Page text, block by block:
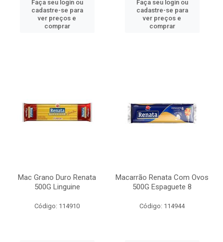
Faça seu login ou
cadastre-se para
ver preços e
comprar
Faça seu login ou
cadastre-se para
ver preços e
comprar
Mac Grano Duro Renata
500G Linguine
Código: 114910
Macarrão Renata Com Ovos
500G Espaguete 8
Código: 114944